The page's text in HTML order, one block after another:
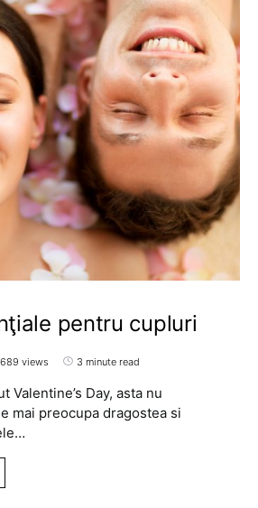
pentru cupluri
689 views 3 minute read
Valentine’s Day, asta nu
mai preocupa dragostea si